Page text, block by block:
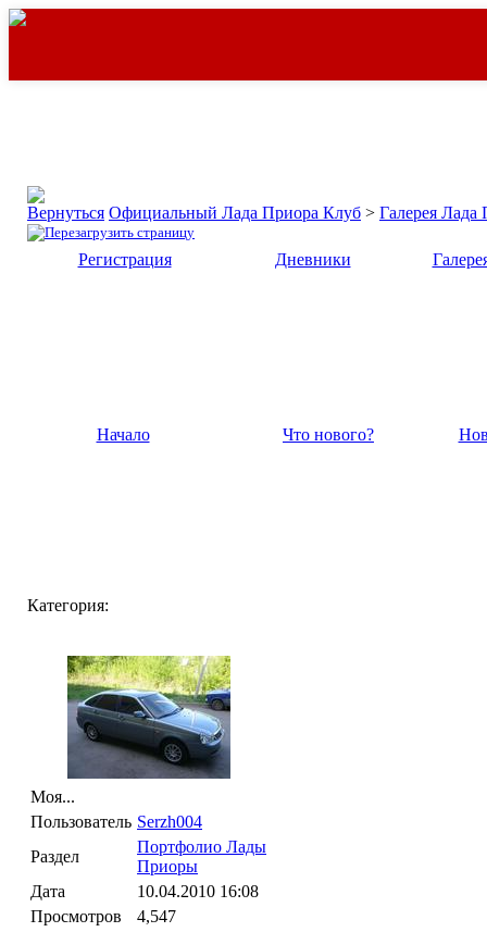
Официальный Лада Приора Клуб > Галерея Лада
Регистрация Дневники
Начало Что нового?
Категория:
Моя...
Пользователь Serzh004
Раздел
Портфолио Лады
Приоры
Дата
10.04.2010 16:08
Просмотров
4,547